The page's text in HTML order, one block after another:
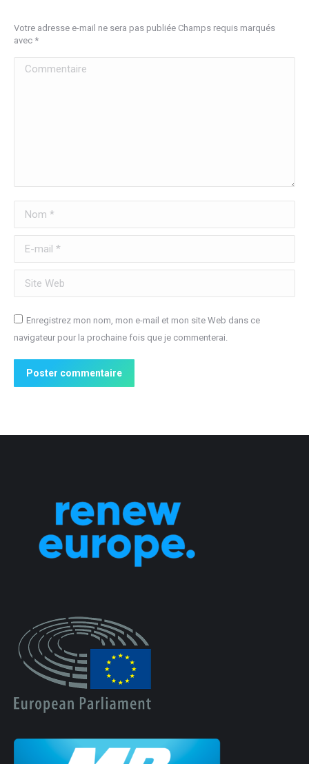
Votre adresse e-mail ne sera pas publiée Champs requis marqués
avec *
Commentaire
Nom *
E-mail *
Site Web
Enregistrez mon nom, mon e-mail et mon site Web dans ce
navigateur pour la prochaine fois que je commenterai.
Poster commentaire